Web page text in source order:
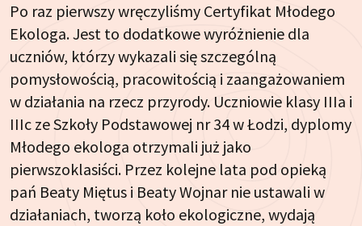
Po raz pierwszy wręczyliśmy Certyfikat Młodego
Ekologa. Jest to dodatkowe wyróżnienie dla
uczniów, którzy wykazali się szczególną
pomysłowością, pracowitością i zaangażowaniem
w działania na rzecz przyrody. Uczniowie klasy IIIa i
IIIc ze Szkoły Podstawowej nr 34 w Łodzi, dyplomy
Młodego ekologa otrzymali już jako
pierwszoklasiści. Przez kolejne lata pod opieką
pań Beaty Miętus i Beaty Wojnar nie ustawali w
działaniach, tworzą koło ekologiczne, wydają